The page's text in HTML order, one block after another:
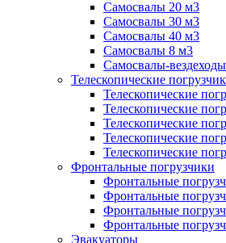
Самосвалы 20 м3
Самосвалы 30 м3
Самосвалы 40 м3
Самосвалы 8 м3
Самосвалы-вездеходы
Телескопические
Телескопические
Телескопические
Телескопические
Телескопические
Телескопические
Фронтальные погрузчики
Фронтальные
Фронтальные
Фронтальные
Фронтальные
Эвакуаторы